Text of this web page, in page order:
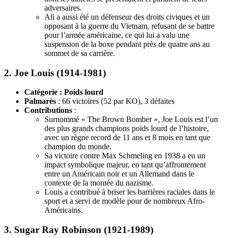
adversaires.
Ali a aussi été un défenseur des droits civiques et un
opposant à la guerre du Vietnam, refusant de se battre
pour l’armée américaine, ce qui lui a valu une
suspension de la boxe pendant près de quatre ans au
sommet de sa carrière.
2. Joe Louis (1914-1981)
Catégorie : Poids lourd
Palmarès : 66 victoires (52 par KO), 3 défaites
Contributions :
Surnommé « The Brown Bomber », Joe Louis est l’un
des plus grands champions poids lourd de l’histoire,
avec un règne record de 11 ans et 8 mois en tant que
champion du monde.
Sa victoire contre Max Schmeling en 1938 a eu un
impact symbolique majeur, en tant qu’affrontement
entre un Américain noir et un Allemand dans le
contexte de la montée du nazisme.
Louis a contribué à briser les barrières raciales dans le
sport et a servi de modèle pour de nombreux Afro-
Américains.
3. Sugar Ray Robinson (1921-1989)